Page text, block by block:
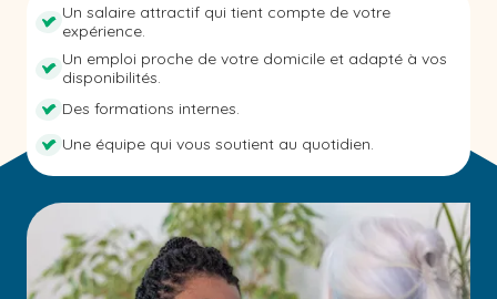
Un salaire attractif qui tient compte de votre
expérience.
Un emploi proche de votre domicile et adapté à vos
disponibilités.
Des formations internes.
Une équipe qui vous soutient au quotidien.